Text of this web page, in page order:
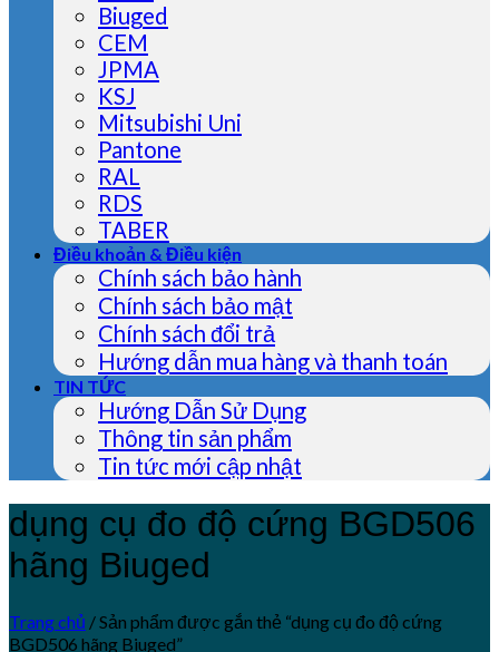
Biuged
CEM
JPMA
KSJ
Mitsubishi Uni
Pantone
RAL
RDS
TABER
Điều khoản & Điều kiện
Chính sách bảo hành
Chính sách bảo mật
Chính sách đổi trả
Hướng dẫn mua hàng và thanh toán
TIN TỨC
Hướng Dẫn Sử Dụng
Thông tin sản phẩm
Tin tức mới cập nhật
dụng cụ đo độ cứng BGD506
hãng Biuged
Trang chủ /Sản phẩm được gắn thẻ “dụng cụ đo độ cứng
BGD506 hãng Biuged”